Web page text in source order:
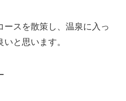
ースを散策し、温泉に入っ
と思います。